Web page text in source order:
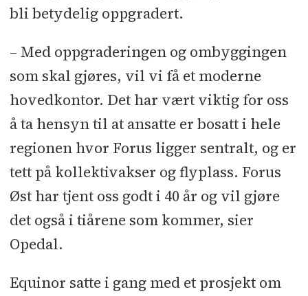
bli betydelig oppgradert.
– Med oppgraderingen og ombyggingen
som skal gjøres, vil vi få et moderne
hovedkontor. Det har vært viktig for oss
å ta hensyn til at ansatte er bosatt i hele
regionen hvor Forus ligger sentralt, og er
tett på kollektivakser og flyplass. Forus
Øst har tjent oss godt i 40 år og vil gjøre
det også i tiårene som kommer, sier
Opedal.
Equinor satte i gang med et prosjekt om